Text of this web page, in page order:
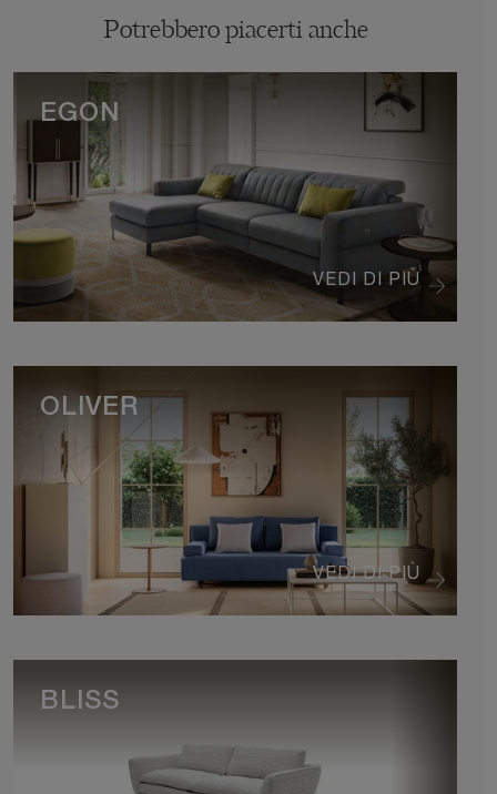
Potrebbero piacerti anche
VEDI DI PIÙ
EGON
VEDI DI PIÙ
OLIVER
BLISS